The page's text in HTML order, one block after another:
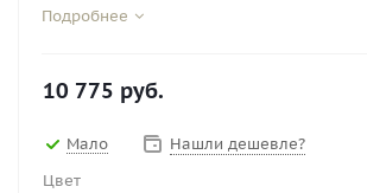
SWIM LUREX sw54001-09/sw62001-09
Подробнее
10 775 руб.
Мало
Нашли дешевле?
Цвет